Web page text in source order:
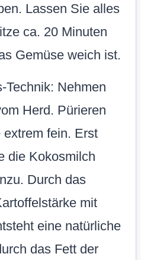
Lassen Sie alles
ca. 20 Minuten
Gemüse weich ist.
Technik: Nehmen
Herd. Pürieren
fein. Erst
die Kokosmilch
Durch das
mit
eine natürliche
das Fett der